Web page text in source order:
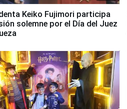
Keiko Fujimori participa
solemne por el Día del Juez